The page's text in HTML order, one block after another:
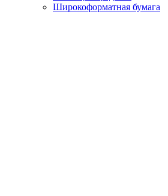
Широкоформатная бумага